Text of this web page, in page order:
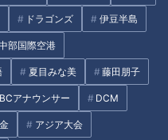
ドラゴンズ 伊豆半島
部国際空港
夏目みな美 藤田朋子
アナウンサー DCM
アジア大会
れてきた『南山国際高
など、帰国生にとっては貴
仕事の関係でアメリカに7
校に入学。クラスの皆さん
。